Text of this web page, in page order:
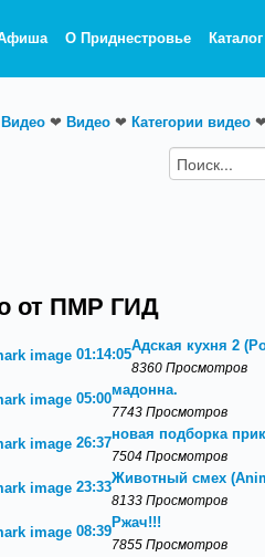
О Приднестровье
Видео ❤ Видео ❤ Категории видео ❤
от ПМР ГИД
01:14:05
Адская кухня 2
8360 Просмотров
05:00
мадонна.
7743 Просмотров
26:37
новая подборка
7504 Просмотров
23:33
Животный смех
8133 Просмотров
08:39
Ржач!!!
7855 Просмотров